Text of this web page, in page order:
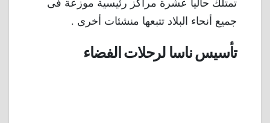
تمتلك حاليا عشرة مراكز رئيسية موزعة فى
جميع أنحاء البلاد تتبعها منشئات أخرى .
تأسيس ناسا لرحلات الفضاء